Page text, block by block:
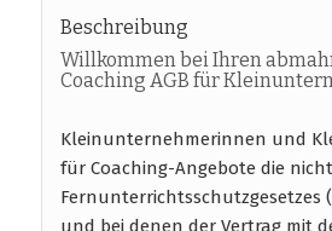
Beschreibung
Willkommen bei Ihren
Coaching AGB für
Kleinunternehmerinnen und
für Coaching-Angebote die
Fernunterrichtsschutzgesetzes
und bei denen der Vertrag mit